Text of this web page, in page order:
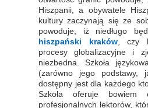
Hiszpanii, a obywatele
kultury zaczynają się ze
powoduje, iż niedługo
hiszpański kraków, czy
procesy globalizacyjne i
niezbedna. Szkoła
(zarówno jego podstawy,
dostępny jest dla każdego
Szkoła oferuje
profesjonalnych lektorów,